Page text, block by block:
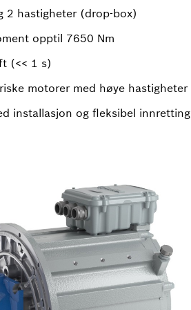
2 hastigheter (drop-box)
opptil 7650 Nm
(<< 1 s)
motorer med høye hastigheter
installasjon og fleksibel innretting